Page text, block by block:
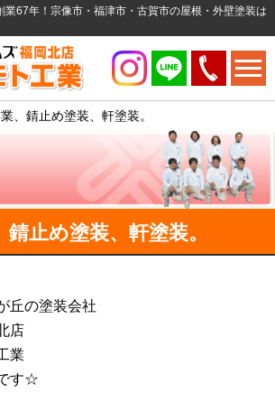
業67年！宗像市・福津市・古賀市の屋根・外壁塗装は
、錆止め塗装、軒塗装。
止め塗装、軒塗装。
丘の塗装会社
店
業
す☆